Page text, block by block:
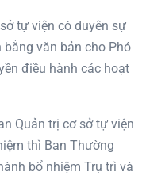
tự viện có duyên sự
văn bản cho Phó
điều hành các hoạt
Quản trị cơ sở tự viện
thì Ban Thường
bổ nhiệm Trụ trì và